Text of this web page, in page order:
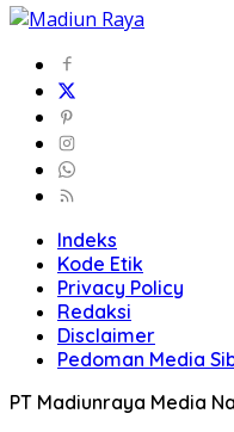
Indeks
Kode Etik
Privacy Policy
Redaksi
Disclaimer
Pedoman Media
PT Madiunraya Media